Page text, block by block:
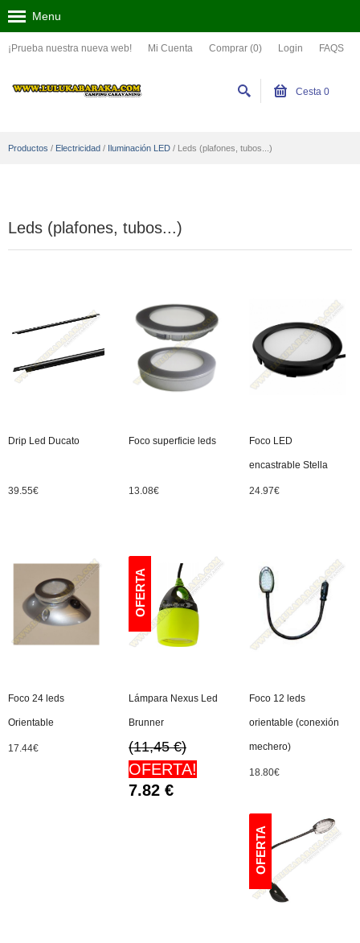
¡Prueba nuestra nueva web! Mi Cuenta Comprar (0) Login FAQS
Menu
Cesta 0
Productos / Electricidad / Iluminación LED / Leds (plafones, tubos...)
Leds (plafones, tubos...)
Drip Led Ducato
39.55€
Foco superficie leds
13.08€
Foco LED
encastrable Stella
24.97€
Foco 24 leds
Orientable
17.44€
Lámpara Nexus Led
Brunner
(11,45 €)
OFERTA!
7.82 €
Foco 12 leds
orientable (conexión
mechero)
18.80€